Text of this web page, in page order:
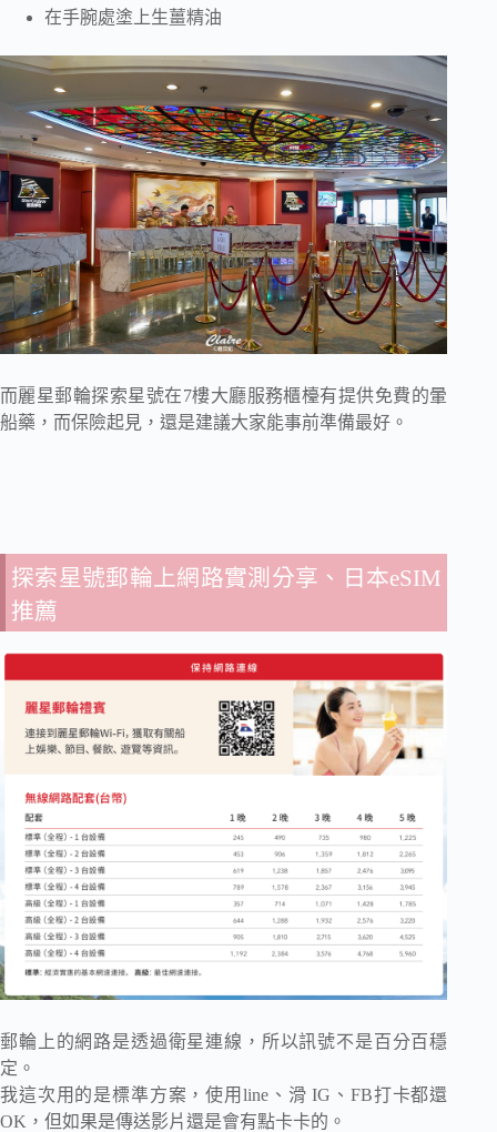
在手腕處塗上生薑精油
而麗星郵輪探索星號在7樓大廳服務櫃檯有提供免費的暈
船藥，而保險起見，還是建議大家能事前準備最好。
探索星號郵輪上網路實測分享、日本eSIM
推薦
郵輪上的網路是透過衛星連線，所以訊號不是百分百穩
定。
我這次用的是標準方案，使用line、滑 IG、FB打卡都還
OK，但如果是傳送影片還是會有點卡卡的。